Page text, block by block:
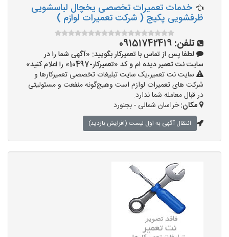
خدمات تعمیرات تخصصی یخچال لباسشویی
ظرفشویی پکیج ( شرکت تعمیرات لوازم )
تلفن: 09151742419
لطفا پس از تماس با تعمیرکار بگویید: «آگهی شما را در
سایت نت تعمیر دیده ام و کد «تعمیرکار-10497» را اعلام کنید»
سایت نت تعمیر،یک سایت تبلیغات تخصصی تعمیرکارها و
شرکت های تعمیرات لوازم است وهیچ‌گونه منفعت و مسئولیتی
در قبال معامله شما ندارد.
مکان:خراسان شمالی - بجنورد
انتقال آگهی به اول لیست (افزایش بازدید)